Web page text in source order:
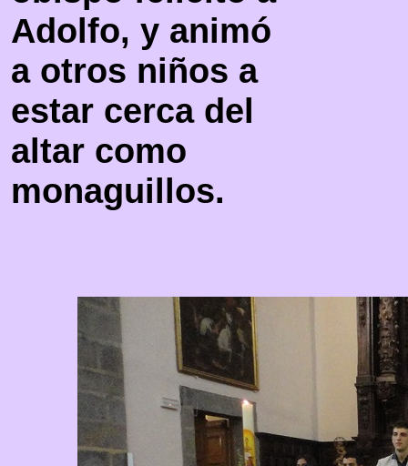
Adolfo, y animó
a otros niños a
estar cerca del
altar como
monaguillos.